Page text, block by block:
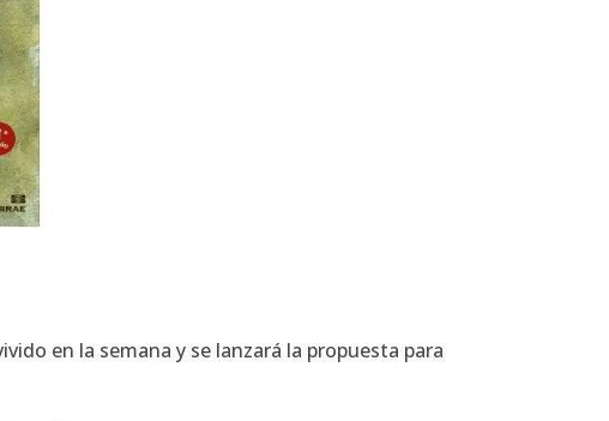
en la semana y se lanzará la propuesta para